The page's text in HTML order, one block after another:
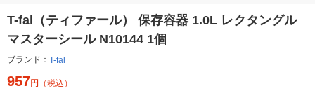
T-fal（ティファール） 保存容器 1.0L レクタングル
マスターシール N10144 1個
ブランド： T-fal
957円 （税込）